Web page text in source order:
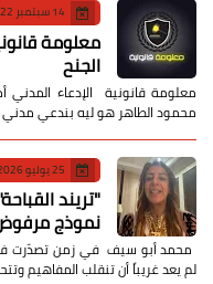
14 سبتمبر 2022
معلومة
الجنح
معلومة قانونية الإدعاء
محمود الطاهر هو ليه بندعي
25 يوليو 2026
​"تريند
نموذج
محمد أبو سيف ​في زمن تصدّرت
لم يعد غريباً أن تنقلب المفاهيم